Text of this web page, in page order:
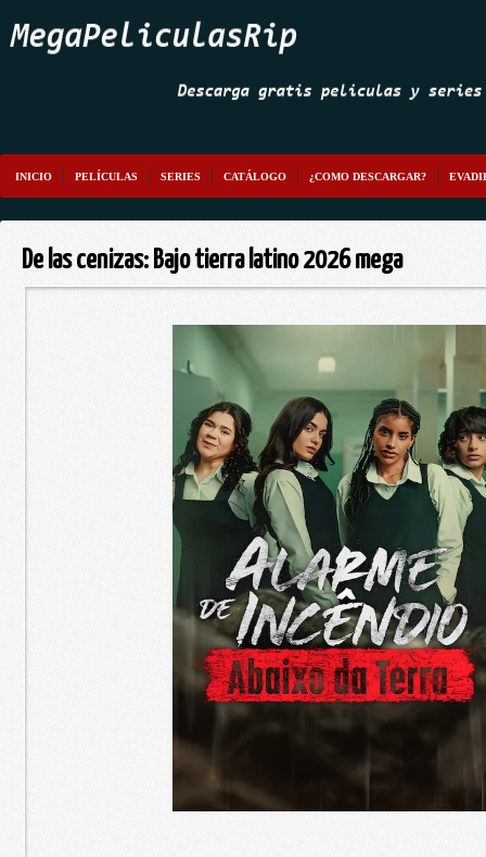
INICIO PELÍCULAS SERIES CATÁLOGO ¿COMO DESCARGAR?
De las cenizas: Bajo tierra latino 2026 mega